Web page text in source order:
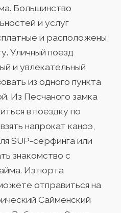
Большинство
и услуг
и расположены
Уличный поезд
и увлекательный
из одного пункта
Из Песчаного замка
в поездку по
напрокат каноэ,
SUP-серфинга или
знакомство с
Из порта
отправиться на
Сайменский